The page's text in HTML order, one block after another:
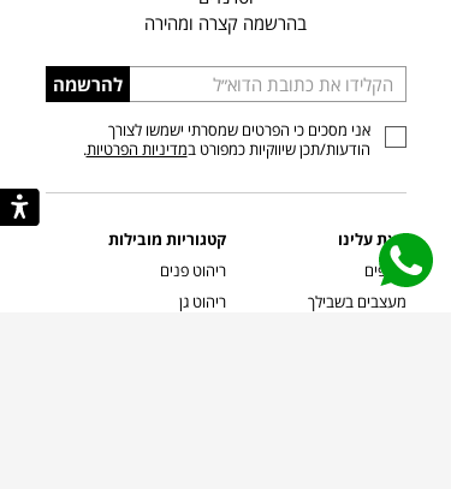
בהרשמה קצרה ומהירה
הכניסו
כתובת
דוא”ל
להרשמה
אני מסכים כי הפרטים שמסרתי ישמשו לצורך
הודעות/תכן שיווקיות כמפורט במדיניות הפרטיות.
קצת עלינו
סניפים
מעצבים בשבילך
קטגוריות מובילות
ריהוט פנים
ריהוט גן